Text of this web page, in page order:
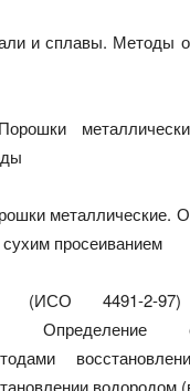
и сплавы. Методы
Порошки
металлические.
просеиванием
(ИСО 4491-2-
Определение
водородом